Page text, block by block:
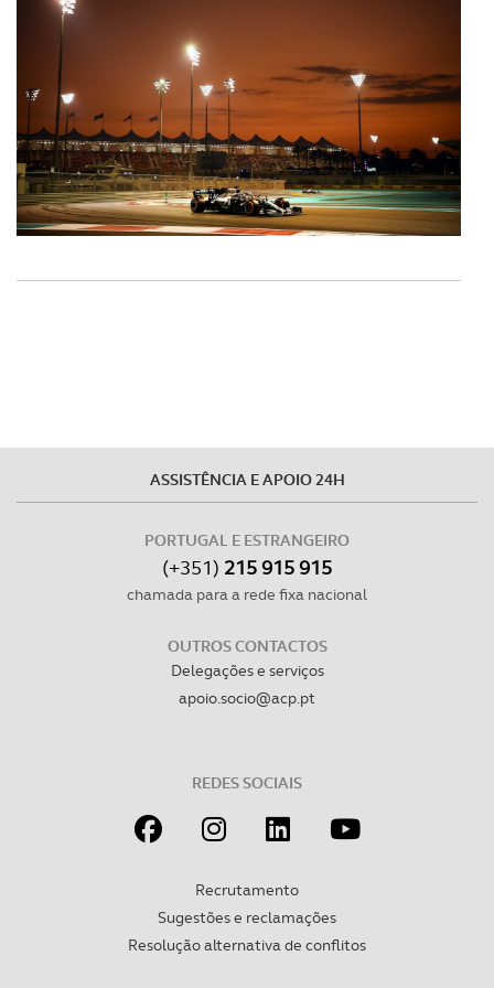
dados pessoais serão realizadas apenas com o seu
consentimento e quando tal se afigure estritamente
necessário no contexto dos serviços a prestar.
Realçamos que o bloqueio de certo tipo de Cookies e
tecnologias similares pode ter impacto na sua
experiência de navegação no Website e nos serviços
disponibilizados.
ASSISTÊNCIA E APOIO 24H
PORTUGAL E ESTRANGEIRO
(+351) 215 915 915
chamada para a rede fixa nacional
OUTROS CONTACTOS
Delegações e serviços
apoio.socio@acp.pt
REDES SOCIAIS
Recrutamento
Sugestões e reclamações
Resolução alternativa de conflitos